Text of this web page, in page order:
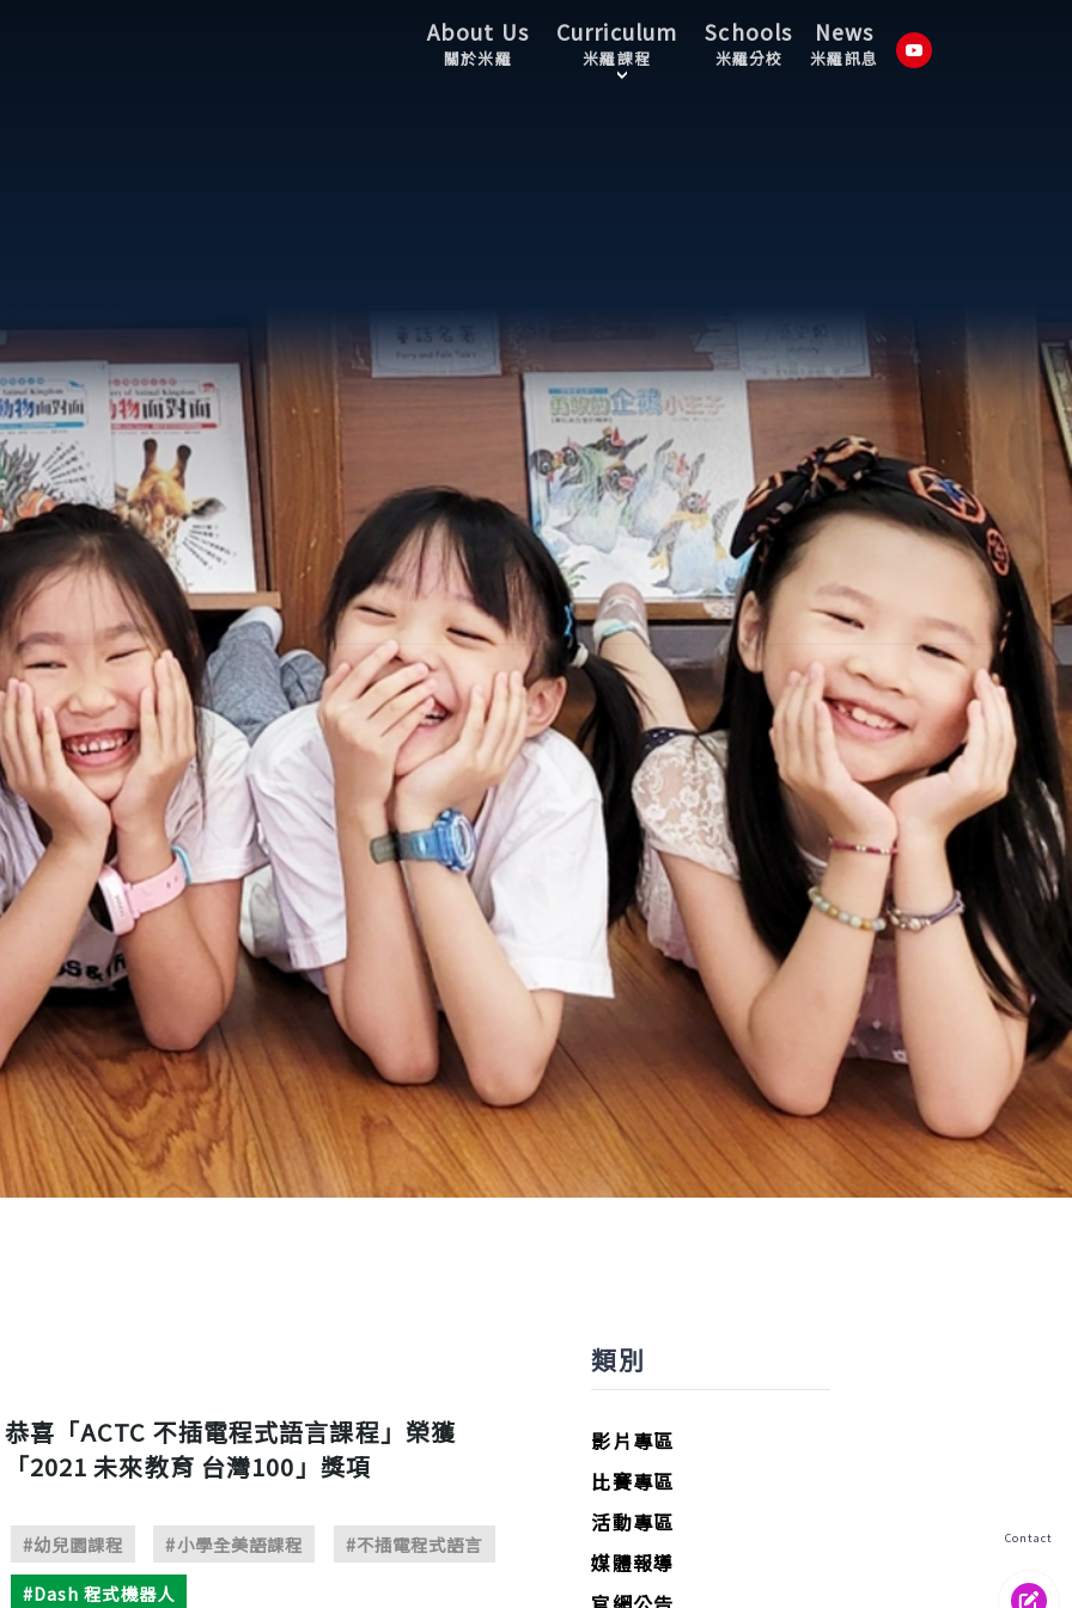
About Us
關於米羅
Curriculum
米羅課程
Schools
米羅分校
News
米羅訊息
恭喜「ACTC 不插電程式語言課程」榮獲
「2021 未來教育 台灣100」獎項
#幼兒園課程 #小學全美語課程
#不插電程式語言
#Dash 程式機器人
類別
影片專區
比賽專區
活動專區
媒體報導